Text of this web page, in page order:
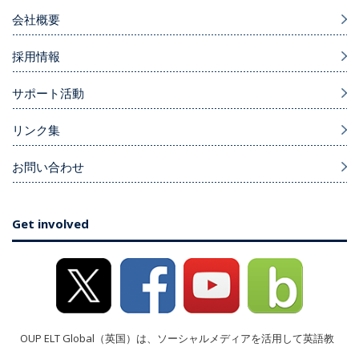
会社概要
採用情報
サポート活動
リンク集
お問い合わせ
Get involved
OUP ELT Global（英国）は、ソーシャルメディアを活用して英語教